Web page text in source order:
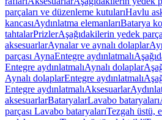
parçaları ve düzenleme kutularıHavlu
kancasıAydınlatma elemanlarıBatarya
tahtalarPrizlerAşağıdakilerin yedek
aksesuarlarAynalar ve aynalı dolaplar
parçası AynaEntegre aydınlatmalı
Entegre aydınlatmalıAynalı dolaplar
Aynalı dolaplarEntegre aydınlatmalı
Entegre aydınlatmalıAksesuarlar
aksesuarlarBataryalarLavabo bataryaları
parçası Lavabo bataryalarıTezgah üstü,